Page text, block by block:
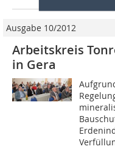
Ausgabe 10/2012
Arbeitskreis
in Gera